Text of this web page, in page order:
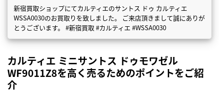
新宿買取ショップにてカルティエのサントス ドゥ カルティエ
WSSA0030のお買取りを致しました。 ご来店頂きまして誠にありが
とうございます。 #新宿買取 #カルティエ #WSSA0030
カルティエ ミニサントス ドゥモワゼル
WF9011Z8を高く売るためのポイントをご紹
介